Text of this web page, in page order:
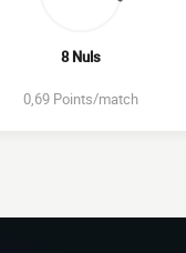
8 Nuls
0,69 Points/match